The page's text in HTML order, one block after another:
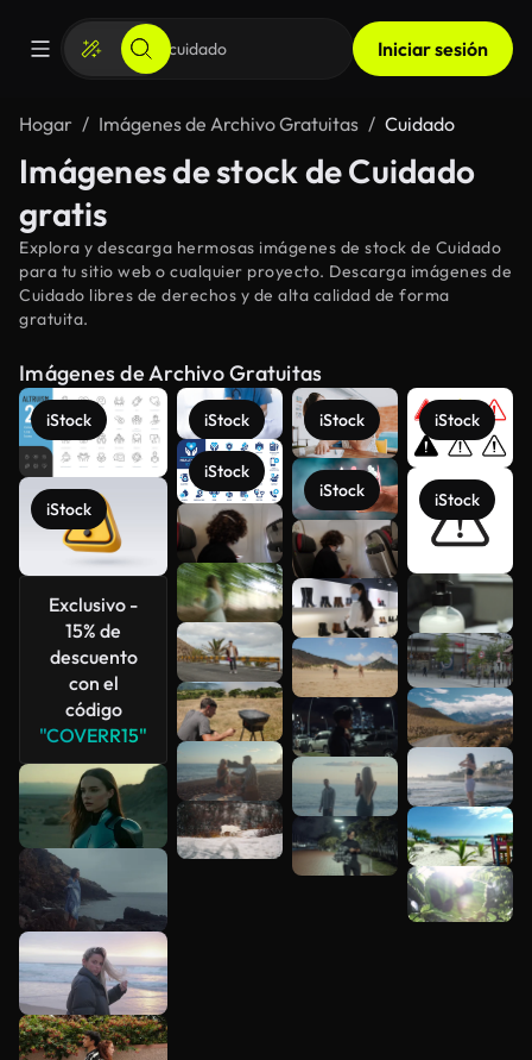
Iniciar sesión
Hogar Imágenes de Archivo Gratuitas Cuidado
Imágenes de stock de Cuidado
gratis
Explora y descarga hermosas imágenes de stock de Cuidado
para tu sitio web o cualquier proyecto. Descarga imágenes de
Cuidado libres de derechos y de alta calidad de forma
gratuita.
Imágenes de Archivo Gratuitas
iStock
iStock
Exclusivo -
15% de
descuento
con el
código
"COVERR15"
iStock
iStock
iStock
iStock
iStock
iStock
Ver más